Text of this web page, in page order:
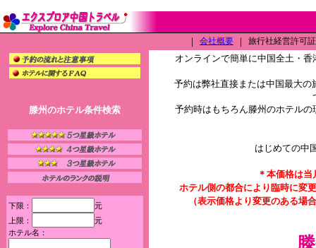
｜ 会社概要 ｜ 旅行社経営許可
滕州のホテル条件検索
下限：
元
上限：
元
ホテル名：
オンラインで簡単に中国全土・
予約は弊社直接または中国最大
予約時はもちろん滕州のホテル
はじめての中
＊本価格は
ホテル側の都合により臨時に変
（表示価格より変更のある場